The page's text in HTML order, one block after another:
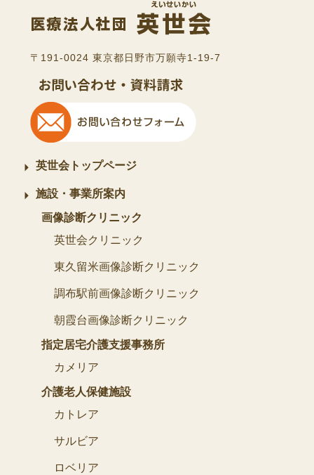
〒191-0024 東京都日野市万願寺1-19-7
英世会トップページ
施設・事業所案内
画像診断クリニック
英世会クリニック
東久留米画像診断クリニック
調布駅前画像診断クリニック
朝霞台画像診断クリニック
指定居宅介護支援事務所
カメリア
介護老人保健施設
カトレア
サルビア
ロベリア